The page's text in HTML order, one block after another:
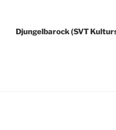
Djungelbarock (SVT